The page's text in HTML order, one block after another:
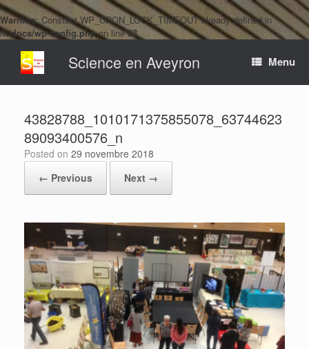
Warning: Constant WP_CRON_LOCK_TIMEOUT already defined in
/htdocs/wp-config.phpon line93
content
Science en Aveyron Menu
43828788_1010171375855078_63744623
89093400576_n
Posted on 29 novembre 2018
← Previous
Next →